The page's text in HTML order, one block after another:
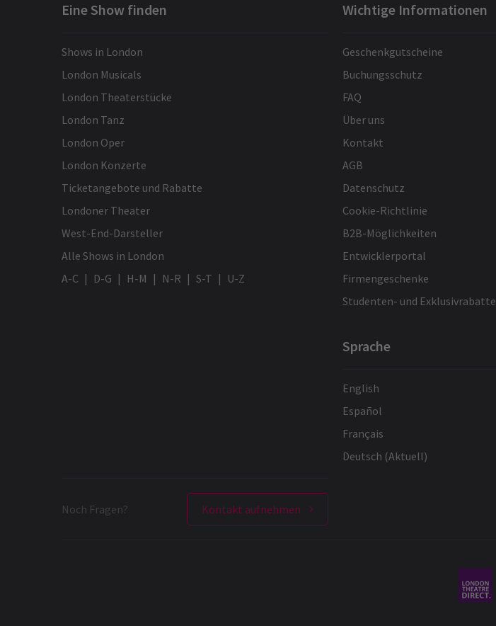
Eine Show finden
Shows in London
London Musicals
London Theaterstücke
London Tanz
London Oper
London Konzerte
Ticketangebote und Rabatte
Londoner Theater
West-End-Darsteller
Alle Shows in London
A-C
D-G H-M N-R S-T U-Z
Wichtige Informationen
Geschenkgutscheine
Buchungsschutz
FAQ
Über uns
Kontakt
AGB
Datenschutz
Cookie-Richtlinie
B2B-Möglichkeiten
Entwicklerportal
Firmengeschenke
Studenten- und Exklusivrabatte
Sprache
English
Español
Français
Deutsch (Aktuell)
Noch Fragen? Kontakt aufnehmen